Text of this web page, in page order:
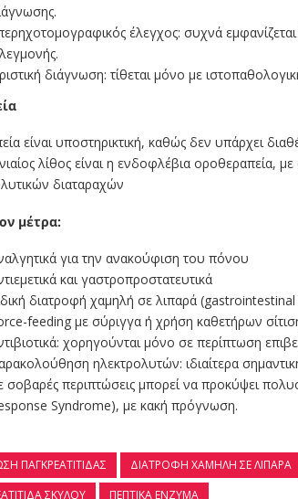
έλεγχος: συχνά
διάγνωση: τίθεται μόνο με
είναι υποστηρικτική, καθώς δεν υπάρχει
λίθος είναι η ενδοφλέβια οροθεραπεία,
διαταραχών
μέτρα:
για την ανακούφιση του πόνου
και γαστροπροστατευτικά
διατροφή χαμηλή σε λιπαρά
feeding με σύριγγα ή χρήση καθετήρων
χορηγούνται μόνο σε περίπτωση
ηλεκτρολυτών: ιδιαίτερα
σοβαρές περιπτώσεις μπορεί να προκύψει
Syndrome), με κακή πρόγνωση.
ΠΑΓΚΡΕΑΤΊΤΙΔΑΣ ΔΙΑΤΡΟΦΉ ΧΑΜΗΛΉ ΣΕ ΛΙΠΑΡΆ
ΣΚΎΛΟΥ
ΠΕΠΤΙΚΆ ΈΝΖΥΜΑ